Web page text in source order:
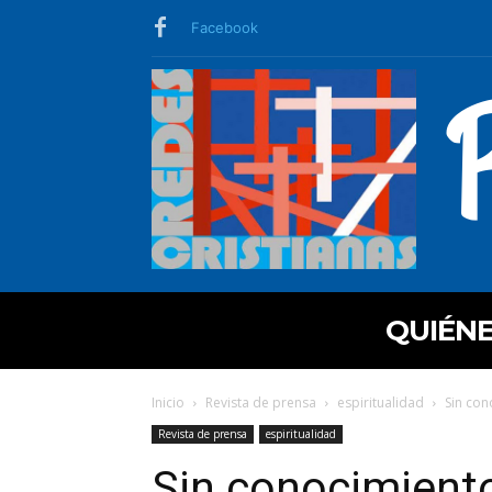
Facebook
Inicio Revista de prensa espiritualidad Sin
Revista de prensa espiritualidad